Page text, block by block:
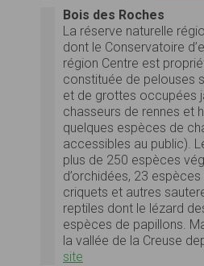
Bois des Roches
La réserve naturelle
dont le Conservatoire
région Centre est
constituée de pelouses
et de grottes occupées
chasseurs de rennes et
quelques espèces de
accessibles au public).
plus de 250 espèces
d’orchidées, 23
criquets et autres
reptiles dont le lézard
espèces de papillons.
la vallée de la Creuse
site